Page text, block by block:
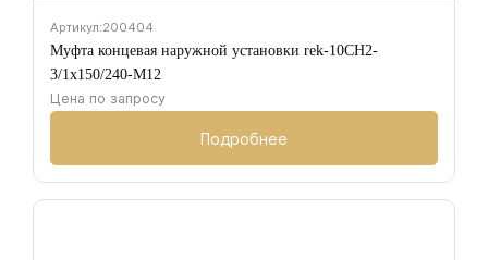
Артикул:200404
Муфта концевая наружной установки rek-10CH2-
3/1х150/240-M12
Цена по запросу
Подробнее